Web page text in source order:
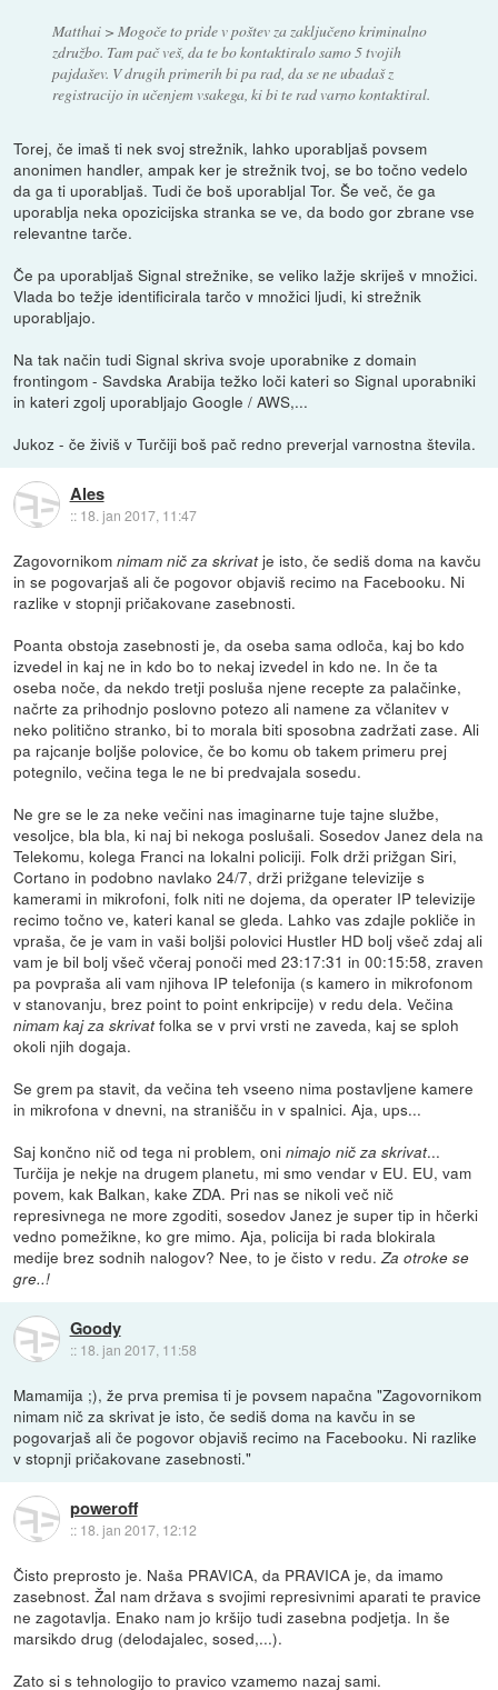
Matthai > Mogoče to pride v poštev za zaključeno kriminalno
združbo. Tam pač veš, da te bo kontaktiralo samo 5 tvojih
pajdašev. V drugih primerih bi pa rad, da se ne ubadaš z
registracijo in učenjem vsakega, ki bi te rad varno kontaktiral.
Torej, če imaš ti nek svoj strežnik, lahko uporabljaš povsem
anonimen handler, ampak ker je strežnik tvoj, se bo točno vedelo
da ga ti uporabljaš. Tudi če boš uporabljal Tor. Še več, če ga
uporablja neka opozicijska stranka se ve, da bodo gor zbrane vse
relevantne tarče.
Če pa uporabljaš Signal strežnike, se veliko lažje skriješ v množici.
Vlada bo težje identificirala tarčo v množici ljudi, ki strežnik
uporabljajo.
Na tak način tudi Signal skriva svoje uporabnike z domain
frontingom - Savdska Arabija težko loči kateri so Signal uporabniki
in kateri zgolj uporabljajo Google / AWS,...
Jukoz - če živiš v Turčiji boš pač redno preverjal varnostna števila.
Ales
:: 18. jan 2017, 11:47
Zagovornikomnimam nič za skrivatje isto, če sediš doma na kavču
in se pogovarjaš ali če pogovor objaviš recimo na Facebooku. Ni
razlike v stopnji pričakovane zasebnosti.
Poanta obstoja zasebnosti je, da oseba sama odloča, kaj bo kdo
izvedel in kaj ne in kdo bo to nekaj izvedel in kdo ne. In če ta
oseba noče, da nekdo tretji posluša njene recepte za palačinke,
načrte za prihodnjo poslovno potezo ali namene za včlanitev v
neko politično stranko, bi to morala biti sposobna zadržati zase. Ali
pa rajcanje boljše polovice, če bo komu ob takem primeru prej
potegnilo, večina tega le ne bi predvajala sosedu.
Ne gre se le za neke večini nas imaginarne tuje tajne službe,
vesoljce, bla bla, ki naj bi nekoga poslušali. Sosedov Janez dela na
Telekomu, kolega Franci na lokalni policiji. Folk drži prižgan Siri,
Cortano in podobno navlako 24/7, drži prižgane televizije s
kamerami in mikrofoni, folk niti ne dojema, da operater IP televizije
recimo točno ve, kateri kanal se gleda. Lahko vas zdajle pokliče in
vpraša, če je vam in vaši boljši polovici Hustler HD bolj všeč zdaj ali
vam je bil bolj všeč včeraj ponoči med 23:17:31 in 00:15:58, zraven
pa povpraša ali vam njihova IP telefonija (s kamero in mikrofonom
v stanovanju, brez point to point enkripcije) v redu dela. Večina
nimam kaj za skrivatfolka se v prvi vrsti ne zaveda, kaj se sploh
okoli njih dogaja.
Se grem pa stavit, da večina teh vseeno nima postavljene kamere
in mikrofona v dnevni, na stranišču in v spalnici. Aja, ups...
Saj končno nič od tega ni problem, oninimajo nič za skrivat...
Turčija je nekje na drugem planetu, mi smo vendar v EU. EU, vam
povem, kak Balkan, kake ZDA. Pri nas se nikoli več nič
represivnega ne more zgoditi, sosedov Janez je super tip in hčerki
vedno pomežikne, ko gre mimo. Aja, policija bi rada blokirala
medije brez sodnih nalogov? Nee, to je čisto v redu.Za otroke se
gre..!
Goody
:: 18. jan 2017, 11:58
Mamamija ;), že prva premisa ti je povsem napačna "Zagovornikom
nimam nič za skrivat je isto, če sediš doma na kavču in se
pogovarjaš ali če pogovor objaviš recimo na Facebooku. Ni razlike
v stopnji pričakovane zasebnosti."
poweroff
:: 18. jan 2017, 12:12
Čisto preprosto je. Naša PRAVICA, da PRAVICA je, da imamo
zasebnost. Žal nam država s svojimi represivnimi aparati te pravice
ne zagotavlja. Enako nam jo kršijo tudi zasebna podjetja. In še
marsikdo drug (delodajalec, sosed,...).
Zato si s tehnologijo to pravico vzamemo nazaj sami.